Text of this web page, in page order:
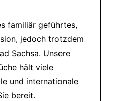
familiär geführtes,
jedoch trotzdem
Sachsa. Unsere
hält viele
und internationale
bereit.